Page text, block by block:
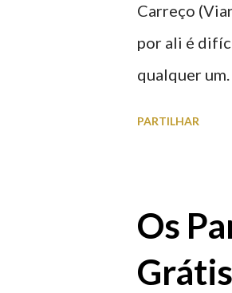
Carreço
por ali é
qualquer
PARTILHAR
Os